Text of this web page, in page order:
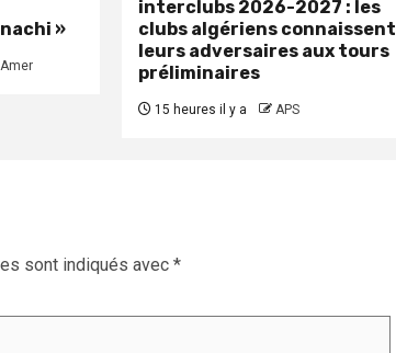
»
interclubs 2026-2027 : les
clubs algériens connaissent
leurs adversaires aux tours
préliminaires
15 heures il y a APS
sont indiqués avec *